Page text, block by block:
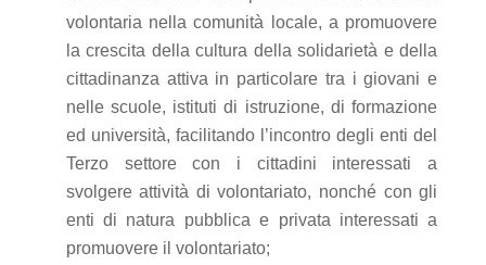
volontaria nella comunità locale, a promuovere
la crescita della cultura della solidarietà e della
cittadinanza attiva in particolare tra i giovani e
nelle scuole, istituti di istruzione, di formazione
ed università, facilitando l’incontro degli enti del
Terzo settore con i cittadini interessati a
svolgere attività di volontariato, nonché con gli
enti di natura pubblica e privata interessati a
promuovere il volontariato;